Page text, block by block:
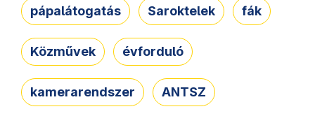
pápalátogatás Saroktelek fák
Közművek évforduló
kamerarendszer ANTSZ